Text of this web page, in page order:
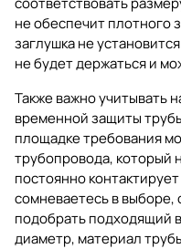
не обеспечит плотного
заглушка не
не будет держаться и
Также важно учитывать
временной защиты
площадке требования
трубопровода, который
постоянно
сомневаетесь в
подобрать подходящий
диаметр, материал